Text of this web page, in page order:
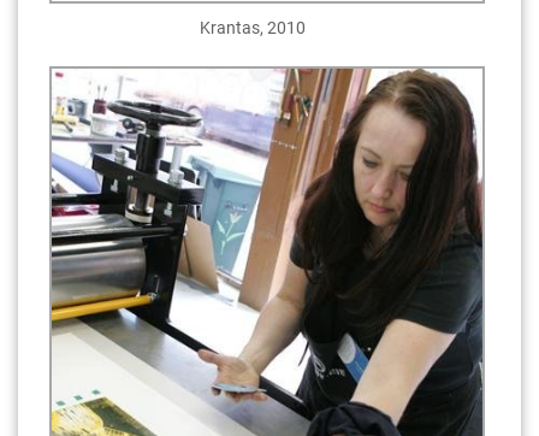
Krantas, 2010